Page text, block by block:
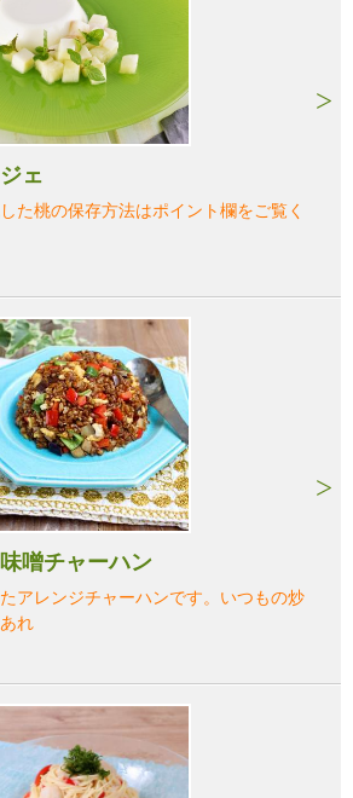
ェ
た桃の保存方法はポイント欄をご覧く
噌チャーハン
アレンジチャーハンです。いつもの炒
れ